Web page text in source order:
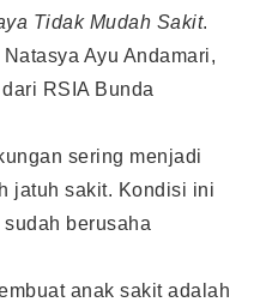
Tidak Mudah Sakit.
Ayu Andamari,
RSIA Bunda
sering menjadi
jatuh sakit. Kondisi ini
berusaha
anak sakit adalah